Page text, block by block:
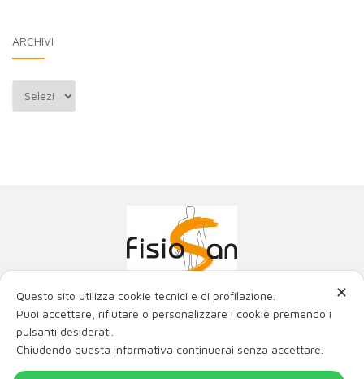
ARCHIVI
Archivi
Poliambulatorio Fisiosan Srl
La miglior fisioterapia con i migliori ortopedici e fisiatri
di Trieste e Friuli Venezia Giulia.
Via Genova 21, 34121 Trieste
Via Matteotti 2/c, 34015 Muggia (TS)
✕
Questo sito utilizza cookie tecnici e di profilazione.
Puoi accettare, rifiutare o personalizzare i cookie premendo i
pulsanti desiderati.
Chiudendo questa informativa continuerai senza accettare.